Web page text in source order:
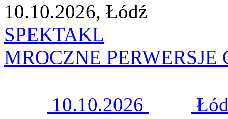
10.10.2026, Łódź
SPEKTAKL
MROCZNE
10.10.2026